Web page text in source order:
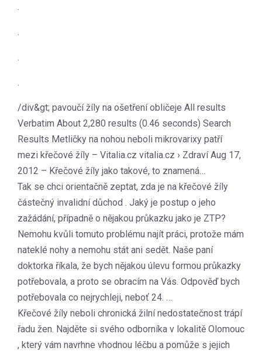
.
.
.
.
/div&gt; pavoučí žíly na ošetření obličeje All results
Verbatim About 2,280 results (0.46 seconds) Search
Results Metličky na nohou neboli mikrovarixy patří
mezi křečové žíly – Vitalia.cz vitalia.cz › Zdraví Aug 17,
2012 – Křečové žíly jako takové, to znamená…
Tak se chci orientačně zeptat, zda je na křečové žíly
částečný invalidní důchod . Jaký je postup o jeho
zažádání, případně o nějakou průkazku jako je ZTP?
Nemohu kvůli tomuto problému najít práci, protože mám
nateklé nohy a nemohu stát ani sedět. Naše paní
doktorka říkala, že bych nějakou úlevu formou průkazky
potřebovala, a proto se obracím na Vás. Odpověď bych
potřebovala co nejrychleji, neboť 24. …
Křečové žíly neboli chronická žilní nedostatečnost trápí
řadu žen. Najděte si svého odborníka v lokalitě Olomouc
, který vám navrhne vhodnou léčbu a pomůže s jejich